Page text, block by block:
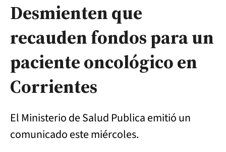
Desmienten que
recauden fondos para un
paciente oncológico en
Corrientes
El Ministerio de Salud Publica emitió un
comunicado este miércoles.